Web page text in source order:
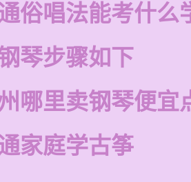
俗唱法能考什么
琴步骤如下
哪里卖钢琴便宜
家庭学古筝